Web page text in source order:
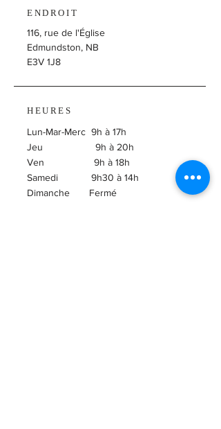
ENDROIT
116, rue de l'Église
Edmundston, NB
E3V 1J8
HEURES
Lun-Mar-Merc 9h à 17h
Jeu 9h à 20h
Ven 9h à 18h
Samedi 9h30 à 14h
​Dimanche Fermé